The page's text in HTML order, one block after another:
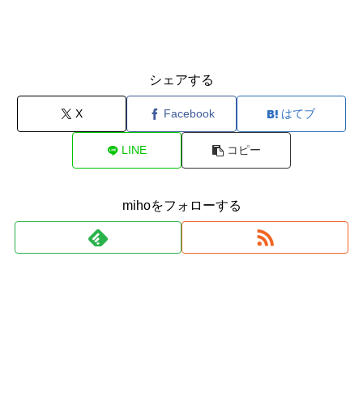
シェアする
X Facebook はてブ
LINE コピー
mihoをフォローする